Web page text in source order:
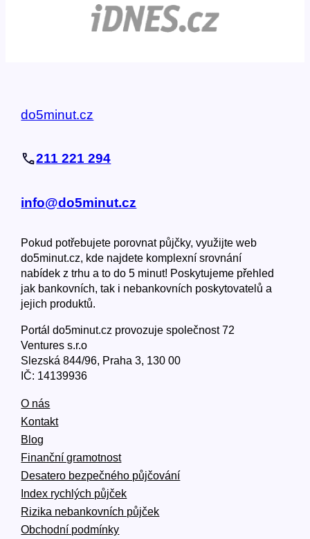
do5minut.cz
211 221 294
info@do5minut.cz
Pokud potřebujete porovnat půjčky, využijte web
do5minut.cz, kde najdete komplexní srovnání
nabídek z trhu a to do 5 minut! Poskytujeme přehled
jak bankovních, tak i nebankovních poskytovatelů a
jejich produktů.
Portál do5minut.cz provozuje společnost 72
Ventures s.r.o
Slezská 844/96, Praha 3, 130 00
IČ: 14139936
O nás
Kontakt
Blog
Finanční gramotnost
Desatero bezpečného půjčování
Index rychlých půjček
Rizika nebankovních půjček
Obchodní podmínky